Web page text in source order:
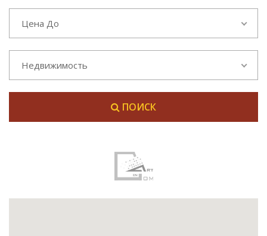
Цена До
Недвижимость
ПОИСК